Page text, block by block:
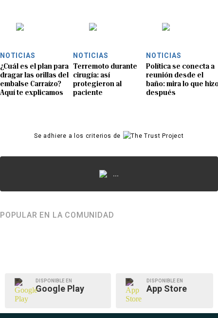
NOTICIAS
¿Cuál es el plan para
dragar las orillas del
embalse Carraízo?
Aquí te explicamos
NOTICIAS
Terremoto durante
cirugía: así
protegieron al
paciente
NOTICIAS
Política se conecta a
reunión desde el
baño: mira lo que
después
Se adhiere a los criterios de
...
POPULAR EN LA COMUNIDAD
DISPONIBLE EN
Google Play
DISPONIBLE EN
App Store